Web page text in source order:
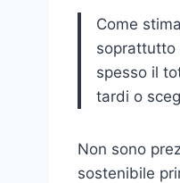
Come
soprattutto
spesso il
tardi o
Non sono
sostenibile